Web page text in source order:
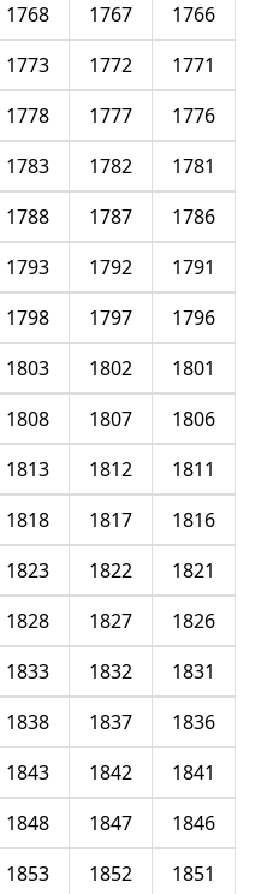
1766
1767
1768
1771
1772
1773
1776
1777
1778
1781
1782
1783
1786
1787
1788
1791
1792
1793
1796
1797
1798
1801
1802
1803
1806
1807
1808
1811
1812
1813
1816
1817
1818
1821
1822
1823
1826
1827
1828
1831
1832
1833
1836
1837
1838
1841
1842
1843
1846
1847
1848
1851
1852
1853